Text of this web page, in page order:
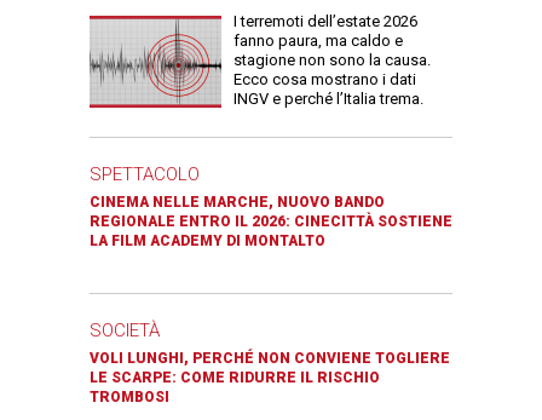
I terremoti dell’estate 2026
fanno paura, ma caldo e
stagione non sono la causa.
Ecco cosa mostrano i dati
INGV e perché l’Italia trema.
SPETTACOLO
CINEMA NELLE MARCHE, NUOVO BANDO
REGIONALE ENTRO IL 2026: CINECITTÀ SOSTIENE
LA FILM ACADEMY DI MONTALTO
SOCIETÀ
VOLI LUNGHI, PERCHÉ NON CONVIENE TOGLIERE
LE SCARPE: COME RIDURRE IL RISCHIO
TROMBOSI